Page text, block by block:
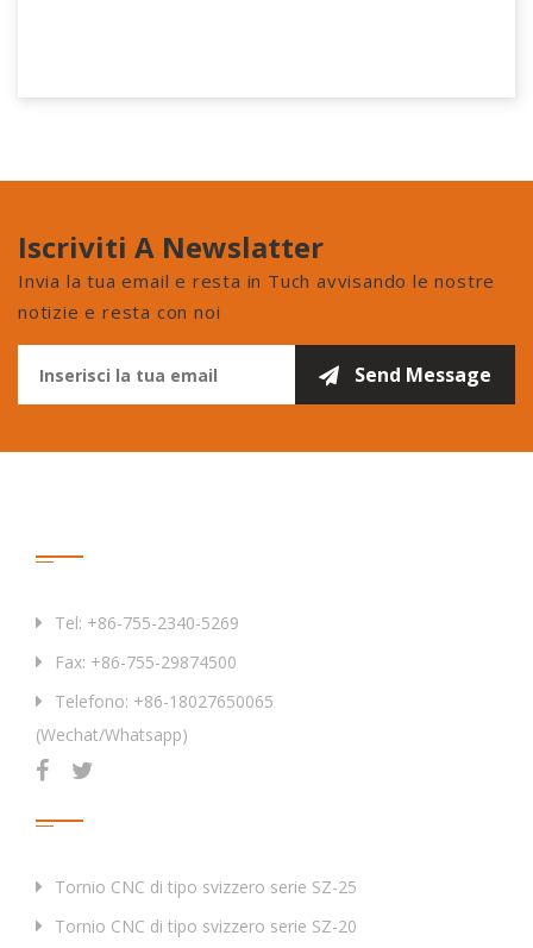
Iscriviti A Newslatter
Invia la tua email e resta in Tuch avvisando le nostre
notizie e resta con noi
Tel: +86-755-2340-5269
Fax: +86-755-29874500
Telefono: +86-18027650065
(Wechat/Whatsapp)
Tornio CNC di tipo svizzero serie SZ-25
Tornio CNC di tipo svizzero serie SZ-20